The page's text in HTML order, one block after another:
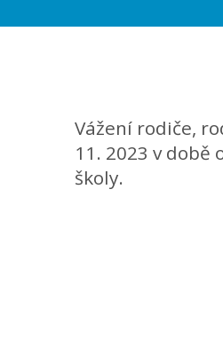
Vážení rodiče,
11. 2023 v době
školy.